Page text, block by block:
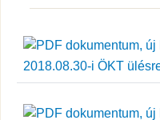
2018.08.30-i ÖKT